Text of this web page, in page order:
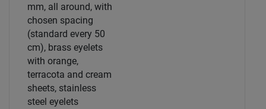
mm, all around, with
chosen spacing
(standard every 50
cm), brass eyelets
with orange,
terracota and cream
sheets, stainless
steel eyelets